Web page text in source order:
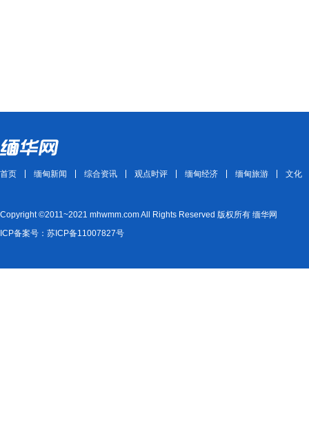
首页 缅甸新闻 综合资讯 观点时评 缅甸经济 缅甸旅游 文化
Copyright ©2011~2021 mhwmm.com All Rights Reserved 版权所有 缅华网
ICP备案号：苏ICP备11007827号